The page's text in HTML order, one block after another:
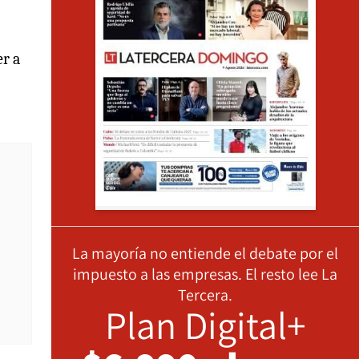
a
La mayoría no entiende el debate por el
impuesto a las empresas. El resto lee La
Tercera.
Plan Digital+